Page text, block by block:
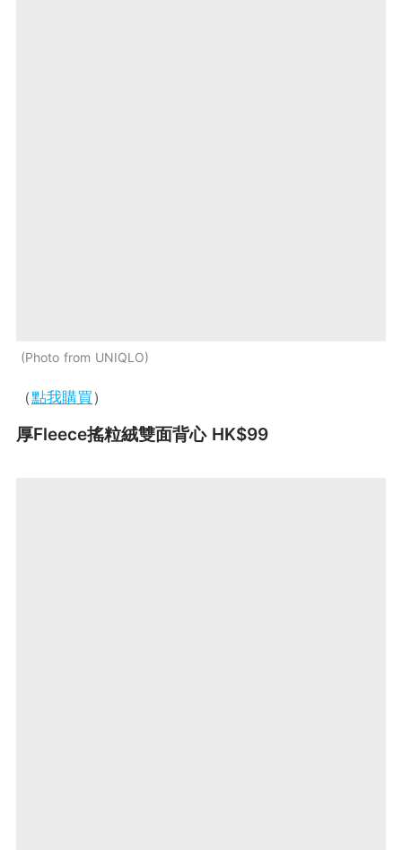
Photo from UNIQLO
（點我購買）
厚Fleece搖粒絨雙面背心 HK$99